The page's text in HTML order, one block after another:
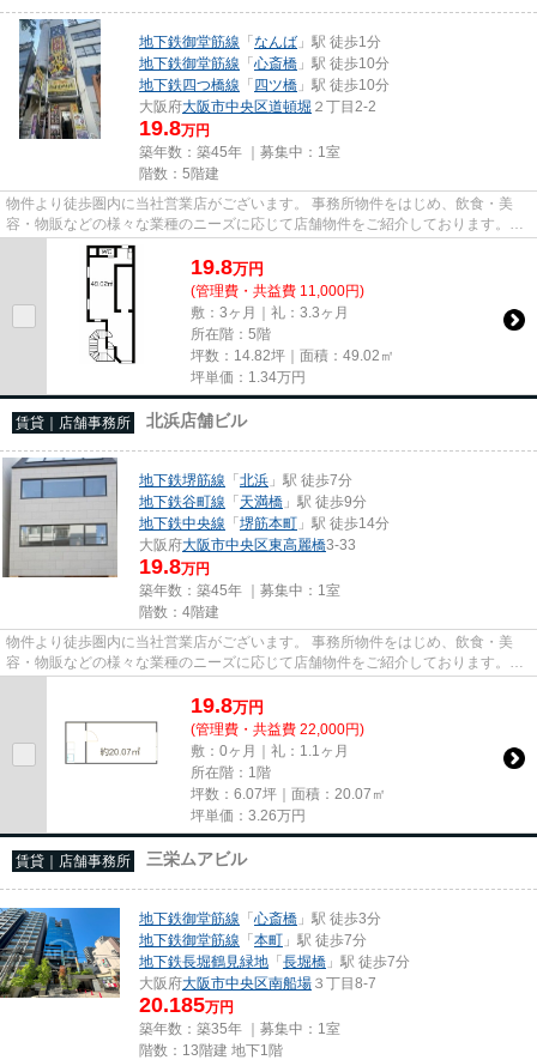
地下鉄御堂筋線 「なんば 」駅 徒歩1分
地下鉄御堂筋線 「心斎橋 」駅 徒歩10分
地下鉄四つ橋線 「四ツ橋 」駅 徒歩10分
大阪府大阪市中央区道頓堀 ２丁目2-2
19.8万円
築年数：築45年 ｜募集中： 1室
階数：5階建
物件より徒歩圏内に当社営業店がございます。 事務所物件をはじめ、飲食・美
容・物販などの様々な業種のニーズに応じて店舗物件をご紹介しております。
尚、弊社ではおとり広告は一切...
19.8万円
(管理費・共益費 11,000円)
敷：3ヶ月｜礼：3.3ヶ月
所在階：5階
坪数：14.82坪｜面積：49.02㎡
坪単価： 1.34万円
賃貸｜店舗事務所 北浜店舗ビル
地下鉄堺筋線 「北浜 」駅 徒歩7分
地下鉄谷町線 「天満橋 」駅 徒歩9分
地下鉄中央線 「堺筋本町 」駅 徒歩14分
大阪府大阪市中央区東高麗橋3-33
19.8万円
築年数：築45年 ｜募集中： 1室
階数：4階建
物件より徒歩圏内に当社営業店がございます。 事務所物件をはじめ、飲食・美
容・物販などの様々な業種のニーズに応じて店舗物件をご紹介しております。
尚、弊社ではおとり広告は一切...
19.8万円
(管理費・共益費 22,000円)
敷：0ヶ月｜礼：1.1ヶ月
所在階：1階
坪数：6.07坪｜面積：20.07㎡
坪単価： 3.26万円
賃貸｜店舗事務所 三栄ムアビル
地下鉄御堂筋線 「心斎橋 」駅 徒歩3分
地下鉄御堂筋線 「本町 」駅 徒歩7分
地下鉄長堀鶴見緑地 「長堀橋 」駅 徒歩7分
大阪府大阪市中央区南船場 ３丁目8-7
20.185万円
築年数：築35年 ｜募集中： 1室
階数：13階建 地下1階